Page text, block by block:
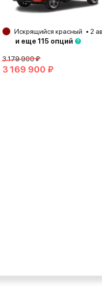
Искрящийся красный 2
и еще 115 опций
3 179 900 ₽
3 169 900 ₽